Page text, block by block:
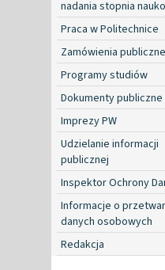
nadania stopnia
Praca w Politechnice
Zamówienia publiczne
Programy studiów
Dokumenty publiczne
Imprezy PW
Udzielanie informacji
publicznej
Inspektor Ochrony
Informacje o
danych osobowych
Redakcja